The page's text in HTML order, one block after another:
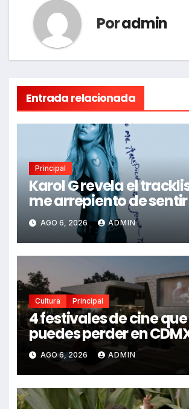
Poradmin
Entrada relacionada
Principal
Karol G revela el
me arrepiento de
Drake, Bruno Mars y más
estrellas se suman al
AGO 6, 2026 ADMIN
Cultura Principal
4 festivales de cine
puedes perder en
2026
AGO 6, 2026 ADMIN